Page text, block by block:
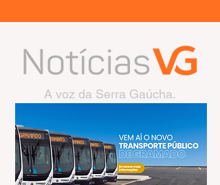
A voz da Serra Gaúcha.